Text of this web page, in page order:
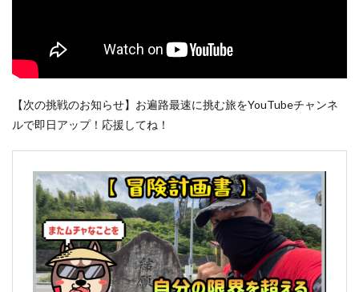
【次の挑戦のお知らせ】お遍路最速に挑む旅をYouTubeチャンネ
ルで即日アップ！応援してね！